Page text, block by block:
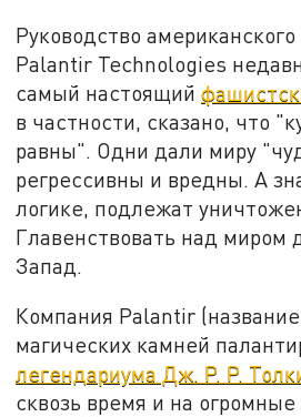
Руководство американского
Palantir Technologies
самый настоящий
в частности, сказано, что
равны". Одни дали миру
регрессивны и вредны. А
логике, подлежат
Главенствовать над
Запад.
Компания Palantir
магических камней
легендариума Дж. Р. Р.
сквозь время и на огромные